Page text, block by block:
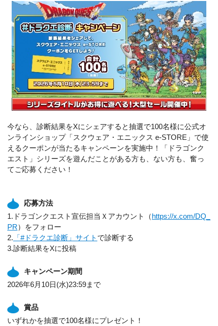
今なら、診断結果をXにシェアすると抽選で100名様に公式オ
ンラインショップ「スクウェア・エニックス e-STORE」で使
えるクーポンが当たるキャンペーンを実施中！「ドラゴンク
エスト」シリーズを遊んだことがある方も、ない方も、奮っ
てご応募ください！
応募方法
1.ドラゴンクエスト宣伝担当Ｘアカウント（https://x.com/DQ_
PR）をフォロー
2. 「#ドラクエ診断」サイト で診断する
3.診断結果をXに投稿
キャンペーン期間
2026年6月10日(水)23:59まで
賞品
いずれかを抽選で100名様にプレゼント！